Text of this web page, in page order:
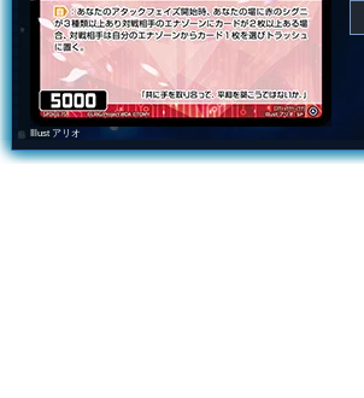
Illust アリオ